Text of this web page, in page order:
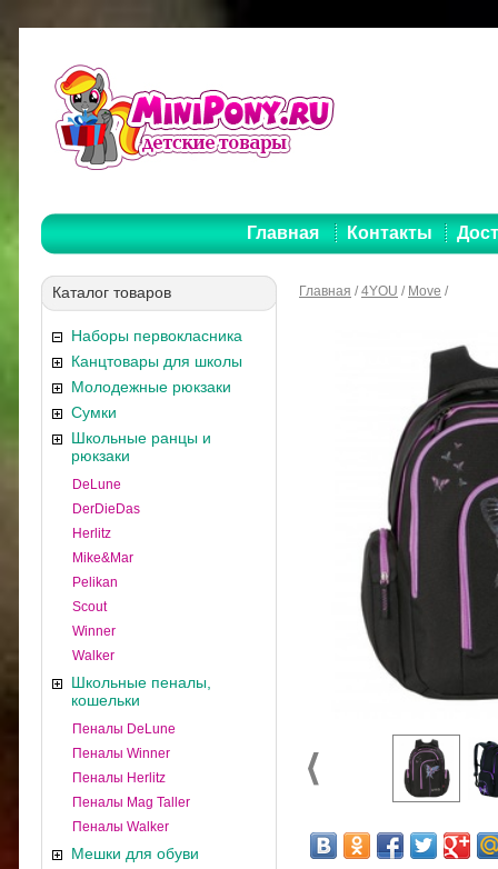
Главная Контакты
Каталог товаров
Наборы первокласника
Канцтовары для школы
Молодежные рюкзаки
Сумки
Школьные ранцы и
рюкзаки
DeLune
DerDieDas
Herlitz
Mike&Mar
Pelikan
Scout
Winner
Walker
Школьные пеналы,
кошельки
Пеналы DeLune
Пеналы Winner
Пеналы Herlitz
Пеналы Mag Taller
Пеналы Walker
Мешки для обуви
Главная /4YOU / Move /